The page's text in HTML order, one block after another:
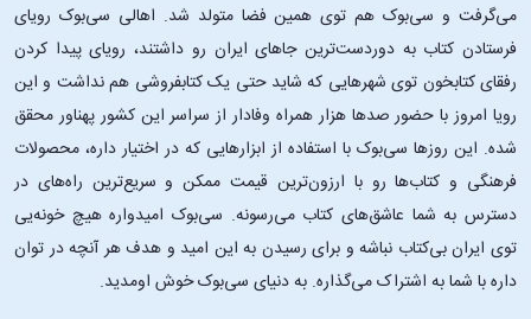
می‌گرفت و سی‌بوک هم توی همین فضا متولد شد. اهالی سی‌بوک رویای
فرستادن کتاب به دوردست‌ترین جاهای ایران رو داشتند، رویای پیدا کردن
رفقای کتابخون توی شهرهایی که شاید حتی یک کتابفروشی هم نداشت و این
رویا امروز با حضور صدها هزار همراه وفادار از سراسر این کشور پهناور محقق
شده. این ‌روزها سی‌بوک با استفاده از ابزارهایی که در اختیار داره، محصولات
فرهنگی و کتاب‌ها رو با ارزون‌ترین قیمت ممکن و سریع‌ترین راه‌های در
دسترس به شما عاشق‌های کتاب می‌رسونه. سی‌بوک امیدواره هیچ خونه‌یی
توی ایران بی‌کتاب نباشه و برای رسیدن به این امید و هدف هر آنچه در توان
داره با شما به اشتراک می‌گذاره. به دنیای سی‌بوک خوش اومدید.